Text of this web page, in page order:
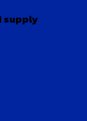
supply